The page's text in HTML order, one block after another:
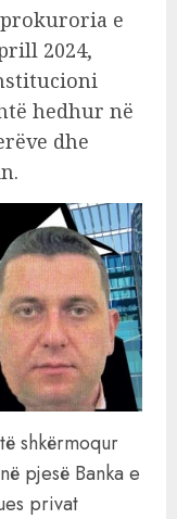
e
2024,
hedhur në
dhe
shkërmoqur
pjesë Banka e
privat